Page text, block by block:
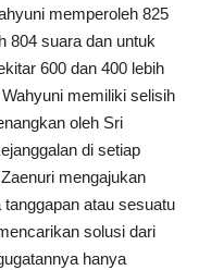
memperoleh 825
804 suara dan untuk
600 dan 400 lebih
memiliki selisih
oleh Sri
di setiap
mengajukan
atau sesuatu
solusi dari
hanya